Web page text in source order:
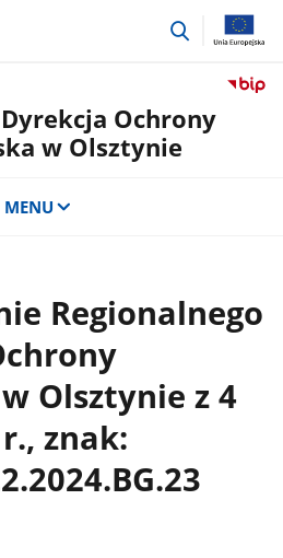
przejdź
Ochrony
w Olsztynie
MENU
Regionalnego
Olsztynie z 4
znak: